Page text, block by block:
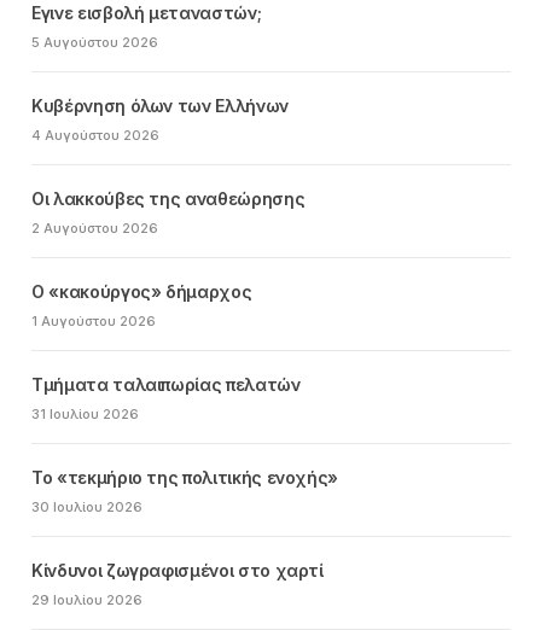
Εγινε εισβολή μεταναστών;
5 Αυγούστου 2026
Κυβέρνηση όλων των Ελλήνων
4 Αυγούστου 2026
Οι λακκούβες της αναθεώρησης
2 Αυγούστου 2026
Ο «κακούργος» δήμαρχος
1 Αυγούστου 2026
Τμήματα ταλαιπωρίας πελατών
31 Ιουλίου 2026
Το «τεκμήριο της πολιτικής ενοχής»
30 Ιουλίου 2026
Κίνδυνοι ζωγραφισμένοι στο χαρτί
29 Ιουλίου 2026